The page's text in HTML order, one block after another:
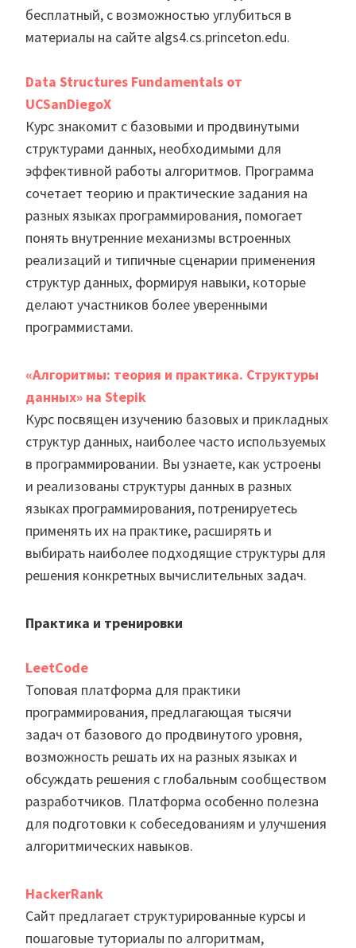
бесплатный, с возможностью углубиться в
материалы на сайте algs4.cs.princeton.edu.
Data Structures Fundamentals от
UCSanDiegoX
Курс знакомит с базовыми и продвинутыми
структурами данных, необходимыми для
эффективной работы алгоритмов. Программа
сочетает теорию и практические задания на
разных языках программирования, помогает
понять внутренние механизмы встроенных
реализаций и типичные сценарии применения
структур данных, формируя навыки, которые
делают участников более уверенными
программистами.
«Алгоритмы: теория и практика. Структуры
данных» на Stepik
Курс посвящен изучению базовых и прикладных
структур данных, наиболее часто используемых
в программировании. Вы узнаете, как устроены
и реализованы структуры данных в разных
языках программирования, потренируетесь
применять их на практике, расширять и
выбирать наиболее подходящие структуры для
решения конкретных вычислительных задач.
Практика и тренировки
LeetCode
Топовая платформа для практики
программирования, предлагающая тысячи
задач от базового до продвинутого уровня,
возможность решать их на разных языках и
обсуждать решения с глобальным сообществом
разработчиков. Платформа особенно полезна
для подготовки к собеседованиям и улучшения
алгоритмических навыков.
HackerRank
Сайт предлагает структурированные курсы и
пошаговые туториалы по алгоритмам,